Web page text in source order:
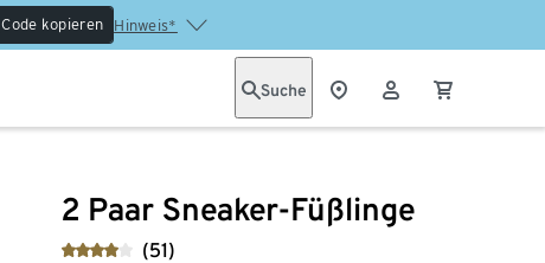
Code kopieren Hinweis*
Suche
2 Paar Sneaker-Füßlinge
(51)